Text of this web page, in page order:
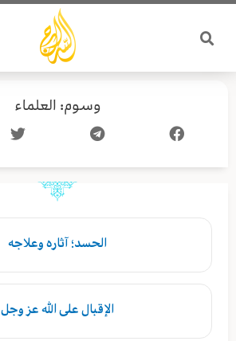
تخطي
المحتوى
وسوم: العلماء
الحسد؛ آثاره وعلاجه
الإقبال على الله عز وجل